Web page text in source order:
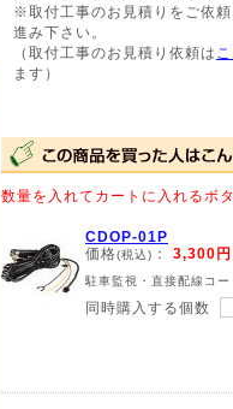
※取付工事のお見積りをご依
進み下さい。
（取付工事のお見積り依頼は
ます）
数量を入れてカートに入れるボ
CDOP-01P
価格(税込) ： 3,300円
駐車監視・直接配線コー
同時購入する個数